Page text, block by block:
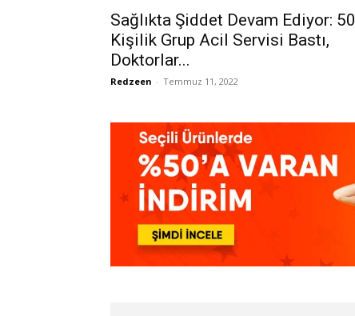
Sağlıkta Şiddet Devam Ediyor: 50
Kişilik Grup Acil Servisi Bastı,
Doktorlar...
Redzeen - Temmuz 11, 2022